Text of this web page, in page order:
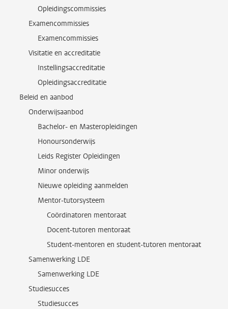
Opleidingscommissies
Examencommissies
Examencommissies
Visitatie en accreditatie
Instellingsaccreditatie
Opleidingsaccreditatie
Beleid en aanbod
Onderwijsaanbod
Bachelor- en Masteropleidingen
Honoursonderwijs
Leids Register Opleidingen
Minor onderwijs
Nieuwe opleiding aanmelden
Mentor-tutorsysteem
Coördinatoren mentoraat
Docent-tutoren mentoraat
Student-mentoren en student-tutoren mentoraat
Samenwerking LDE
Samenwerking LDE
Studiesucces
Studiesucces